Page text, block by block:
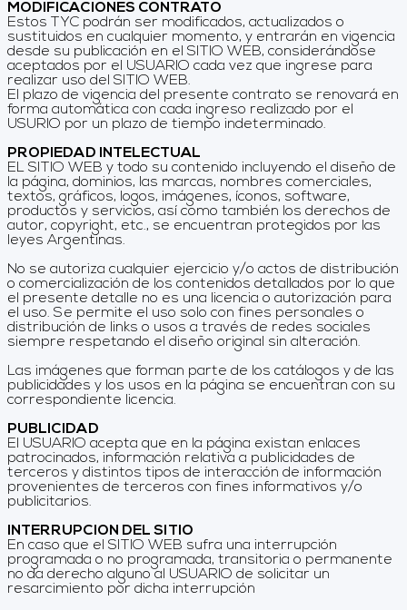
MODIFICACIONES CONTRATO
Estos TYC podrán ser modificados, actualizados o
sustituidos en cualquier momento, y entrarán en vigencia
desde su publicación en el SITIO WEB, considerándose
aceptados por el USUARIO cada vez que ingrese para
realizar uso del SITIO WEB.
El plazo de vigencia del presente contrato se renovará en
forma automática con cada ingreso realizado por el
USURIO por un plazo de tiempo indeterminado.
PROPIEDAD INTELECTUAL
EL SITIO WEB y todo su contenido incluyendo el diseño de
la página, dominios, las marcas, nombres comerciales,
textos, gráficos, logos, imágenes, íconos, software,
productos y servicios, así como también los derechos de
autor, copyright, etc., se encuentran protegidos por las
leyes Argentinas.
No se autoriza cualquier ejercicio y/o actos de distribución
o comercialización de los contenidos detallados por lo que
el presente detalle no es una licencia o autorización para
el uso. Se permite el uso solo con fines personales o
distribución de links o usos a través de redes sociales
siempre respetando el diseño original sin alteración.
Las imágenes que forman parte de los catálogos y de las
publicidades y los usos en la página se encuentran con su
correspondiente licencia.
PUBLICIDAD
El USUARIO acepta que en la página existan enlaces
patrocinados, información relativa a publicidades de
terceros y distintos tipos de interacción de información
provenientes de terceros con fines informativos y/o
publicitarios.
INTERRUPCION DEL SITIO
En caso que el SITIO WEB sufra una interrupción
programada o no programada, transitoria o permanente
no da derecho alguno al USUARIO de solicitar un
resarcimiento por dicha interrupción